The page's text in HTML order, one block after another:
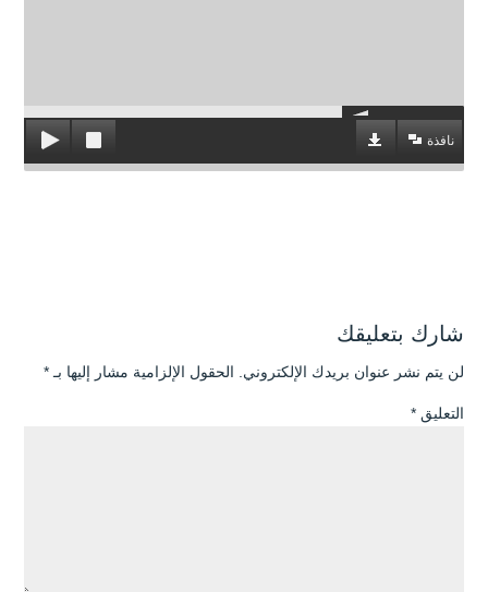
نافذة
شارك بتعليقك
لن يتم نشر عنوان بريدك الإلكتروني. الحقول الإلزامية مشار إليها بـ *
التعليق *